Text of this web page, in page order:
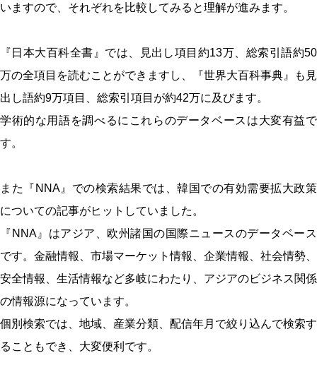
いますので、それぞれを比較してみると理解が進みます。
『日本大百科全書』では、見出し項目約13万、総索引語約50
万の全項目を読むことができますし、『世界大百科事典』も見
出し語約9万項目、総索引項目が約42万に及びます。
学術的な用語を調べるにこれらのデータベースは大変有益で
す。
また『NNA』での検索結果では、韓国での有効需要拡大政策
についての記事がヒットしていました。
『NNA』はアジア、欧州諸国の国際ニュースのデータベース
です。金融情報、市場マーケット情報、企業情報、社会情勢、
安全情報、生活情報など多岐にわたり、アジアのビジネス関係
の情報源になっています。
個別検索では、地域、産業分類、配信年月で絞り込んで検索す
ることもでき、大変便利です。